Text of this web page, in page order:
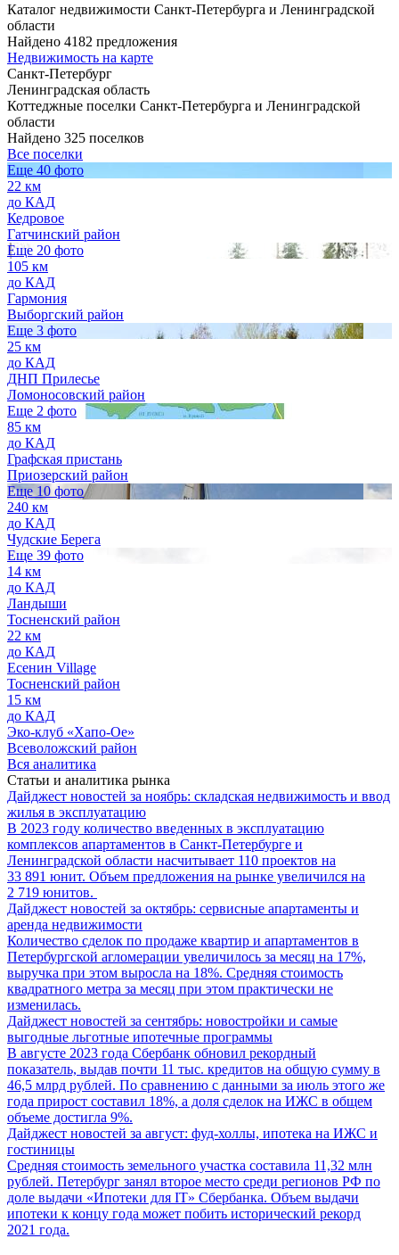
Каталог недвижимости Санкт-Петербурга и Ленинградской
области
Найдено 4182 предложения
Недвижимость на карте
Санкт-Петербург
Ленинградская область
Коттеджные поселки Санкт-Петербурга и Ленинградской
области
Найдено 325 поселков
Все поселки
Еще 40 фото
22 км
до КАД
Кедровое
Гатчинский район
Еще 20 фото
105 км
до КАД
Гармония
Выборгский район
Еще 3 фото
25 км
до КАД
ДНП Прилесье
Ломоносовский район
Еще 2 фото
85 км
до КАД
Графская пристань
Приозерский район
Еще 10 фото
240 км
до КАД
Чудские Берега
Еще 39 фото
14 км
до КАД
Ландыши
Тосненский район
22 км
до КАД
Есенин Village
Тосненский район
15 км
до КАД
Эко-клуб «Хапо-Ое»
Всеволожский район
Вся аналитика
Статьи и аналитика рынка
Дайджест новостей за ноябрь: складская недвижимость и ввод
жилья в эксплуатацию
В 2023 году количество введенных в эксплуатацию
комплексов апартаментов в Санкт-Петербурге и
Ленинградской области насчитывает 110 проектов на
33 891 юнит. Объем предложения на рынке увеличился на
2 719 юнитов.
Дайджест новостей за октябрь: сервисные апартаменты и
аренда недвижимости
Количество сделок по продаже квартир и апартаментов в
Петербургской агломерации увеличилось за месяц на 17%,
выручка при этом выросла на 18%. Средняя стоимость
квадратного метра за месяц при этом практически не
изменилась.
Дайджест новостей за сентябрь: новостройки и самые
выгодные льготные ипотечные программы
В августе 2023 года Сбербанк обновил рекордный
показатель, выдав почти 11 тыс. кредитов на общую сумму в
46,5 млрд рублей. По сравнению с данными за июль этого же
года прирост составил 18%, а доля сделок на ИЖС в общем
объеме достигла 9%.
Дайджест новостей за август: фуд-холлы, ипотека на ИЖС и
гостиницы
Средняя стоимость земельного участка составила 11,32 млн
рублей. Петербург занял второе место среди регионов РФ по
доле выдачи «Ипотеки для IT» Сбербанка. Объем выдачи
ипотеки к концу года может побить исторический рекорд
2021 года.